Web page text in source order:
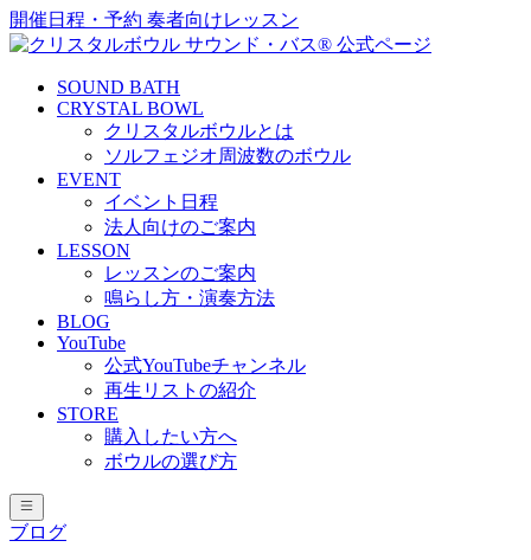
開催日程・予約 奏者向けレッスン
SOUND BATH
CRYSTAL BOWL
クリスタルボウルとは
ソルフェジオ周波数のボウル
EVENT
イベント日程
法人向けのご案内
LESSON
レッスンのご案内
鳴らし方・演奏方法
BLOG
YouTube
公式YouTubeチャンネル
再生リストの紹介
STORE
購入したい方へ
ボウルの選び方
ブログ